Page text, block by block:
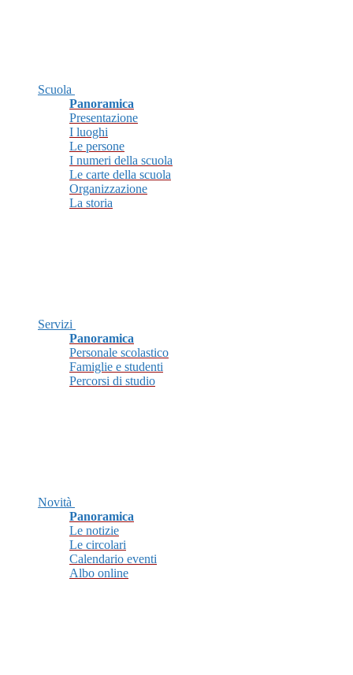
Scuola
Panoramica
Presentazione
I luoghi
Le persone
I numeri della scuola
Le carte della scuola
Organizzazione
La storia
Servizi
Panoramica
Personale scolastico
Famiglie e studenti
Percorsi di studio
Novità
Panoramica
Le notizie
Le circolari
Calendario eventi
Albo online